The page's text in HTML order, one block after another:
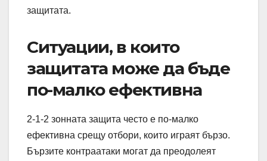
защитата.
Ситуации, в които
защитата може да бъде
по-малко ефективна
2-1-2 зонната защита често е по-малко
ефективна срещу отбори, които играят бързо.
Бързите контраатаки могат да преодолеят